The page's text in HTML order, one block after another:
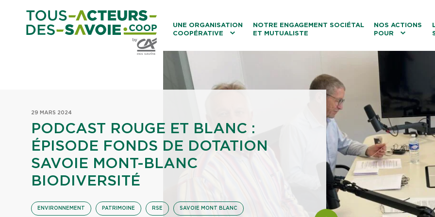
UNE ORGANISATION
COOPÉRATIVE
Caisses Locales
NOTRE ENGAGEMENT SOCIÉTAL
ET MUTUALISTE
NOS ACTIONS
POUR
Le tourisme
Les transitions
La biodiversité
Les associations
29 MARS 2024
PODCAST ROUGE ET BLANC :
ÉPISODE FONDS DE DOTATION
SAVOIE MONT-BLANC
BIODIVERSITÉ
ENVIRONNEMENT PATRIMOINE RSE SAVOIE MONT BLANC